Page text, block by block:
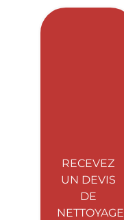
RECEVEZ
UN DEVIS
DE
NETTOYAGE